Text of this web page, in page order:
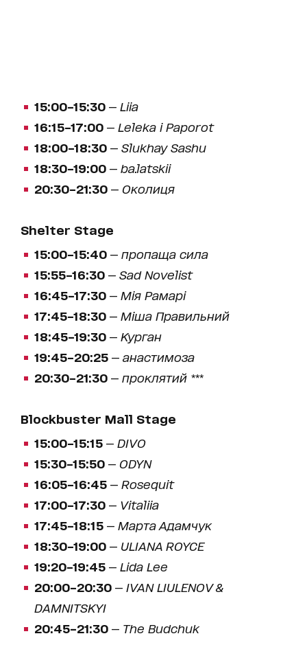
15:00–15:30 — Liia
16:15–17:00 — Leleka i Paporot
18:00–18:30 — Slukhay Sashu
18:30–19:00 — ba.latskii
20:30–21:30 — Околиця
Shelter Stage
15:00–15:40 — пропаща сила
15:55–16:30 — Sad Novelist
16:45–17:30 — Мія Рамарі
17:45–18:30 — Міша Правильний
18:45–19:30 — Курган
19:45–20:25 — анастимоза
20:30–21:30 — проклятий ***
Blockbuster Mall Stage
15:00–15:15 — DIVO
15:30–15:50 — ODYN
16:05–16:45 — Rosequit
17:00–17:30 — Vitaliia
17:45–18:15 — Марта Адамчук
18:30–19:00 — ULIANA ROYCE
19:20–19:45 — Lida Lee
20:00–20:30 — IVAN LIULENOV &
DAMNITSKYI
20:45–21:30 — The Budchuk